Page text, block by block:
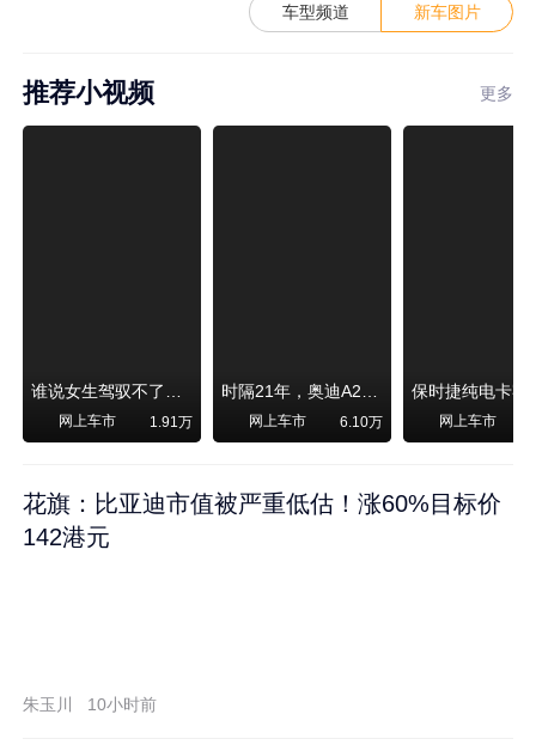
车型频道 新车图片
推荐小视频 更多
谁说女生驾驭不了大SUV？看我开问界M6驰骋坝上草原！
网上车市 1.91万
时隔21年，奥迪A2强势归来！
网上车市 6.10万 网上车市
花旗：比亚迪市值被严重低估！涨60%目标价
142港元
朱玉川 10小时前